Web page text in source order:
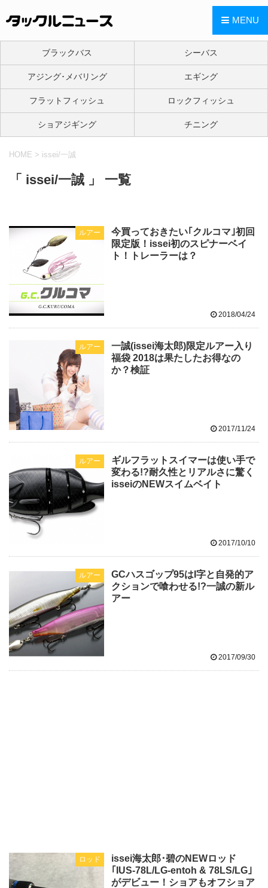
MENU
ブラックバス シーバス
アジング･メバリング エギング
フラットフィッシュ ロックフィッシュ
ショアジギング チニング
HOME > issei/一誠
「 issei/一誠 」 一覧
ルアー
今買っておきたい｢クルコマ｣初回
限定版！issei初のスピナーベイ
ト！トレーラーは？
2018/04/24
ルアー
一誠(issei海太郎)限定ルアー入り
福袋 2018は果たしたお得なの
か？検証
2017/11/24
ルアー
ギルフラットスイマーは使い手で
変わる!?耐久性とリアルさに驚く
isseiのNEWスイムベイト
2017/10/10
ルアー
GCハスゴップ95はI字と自発的ア
クションで喰わせる!?一誠の新ル
アー
2017/09/30
ロッド
issei海太郎･碧のNEWロッド
｢IUS-78L/LG-entoh & 78LS/LG｣
がデビュー！ショアもオフショア